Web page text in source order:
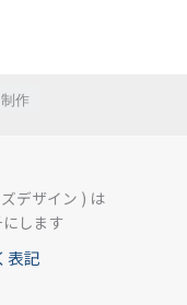
作
デザイン ) は
します
表記